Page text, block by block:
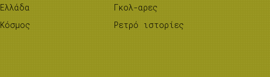
Ελλάδα
Κόσμος
Γκολ-αρες
Ρετρό ιστορίες